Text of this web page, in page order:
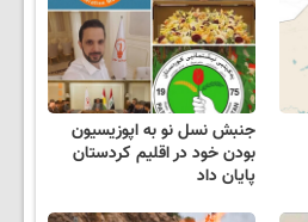
جنبش نسل نو به اپوزیسیون
بودن خود در اقلیم کردستان
پایان داد